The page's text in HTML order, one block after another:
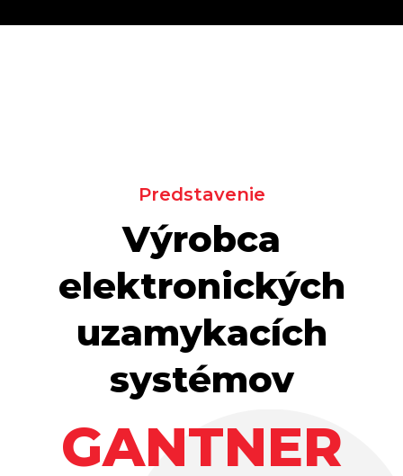
Predstavenie
Výrobca
elektronických
uzamykacích
systémov
GANTNER